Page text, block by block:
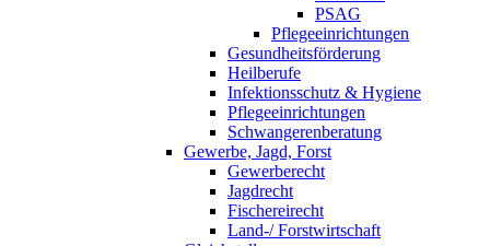
PSAG
Pflegeeinrichtungen
Gesundheitsförderung
Heilberufe
Infektionsschutz & Hygiene
Pflegeeinrichtungen
Schwangerenberatung
Gewerbe, Jagd, Forst
Gewerberecht
Jagdrecht
Fischereirecht
Land-/ Forstwirtschaft